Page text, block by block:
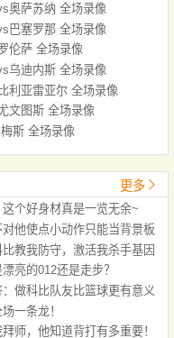
奥萨苏纳 全场录像
巴塞罗那 全场录像
伦萨 全场录像
乌迪内斯 全场录像
利亚雷亚尔 全场录像
文图斯 全场录像
斯 全场录像
更多
个好身材真是一览无余~
他使点小动作只能当背景板
教我防守，激活我杀手基因
亮的012还是走步？
做科比队友比篮球更有意义
一条龙！
师，他知道背打有多重要！